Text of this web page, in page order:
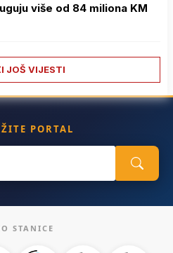
više od 84 miliona KM
JOŠ VIJESTI
PORTAL
STANICE